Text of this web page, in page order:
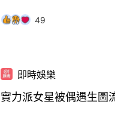
49
即時娛樂
實力派女星被偶遇生